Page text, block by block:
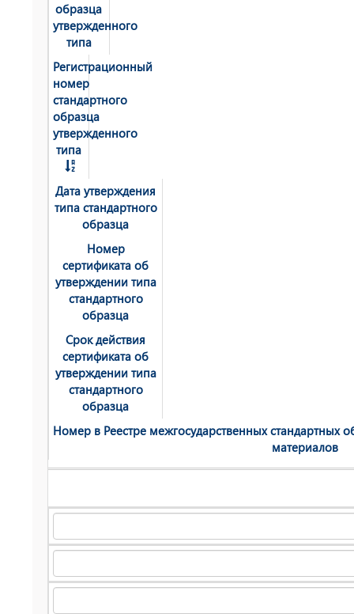
образца
утвержденного
типа
Регистрационный
номер
стандартного
образца
утвержденного
типа
Дата утверждения
типа стандартного
образца
Номер
сертификата об
утверждении типа
стандартного
образца
Срок действия
сертификата об
утверждении типа
стандартного
образца
Номер в Реестре мeжгосударственных стандартных
материалов